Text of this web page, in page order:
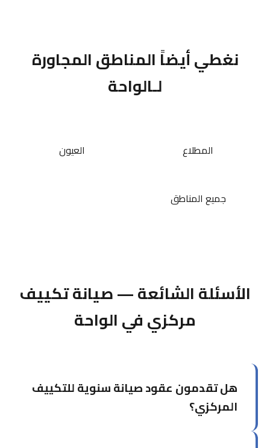
نغطي أيضاً المناطق المجاورة
لـالواحة
المطلاع العيون
جميع المناطق
الأسئلة الشائعة — صيانة تكييف
مركزي في الواحة
هل تقدمون عقود صيانة سنوية للتكييف
المركزي؟